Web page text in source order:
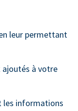
leur permettant
à votre
les informations